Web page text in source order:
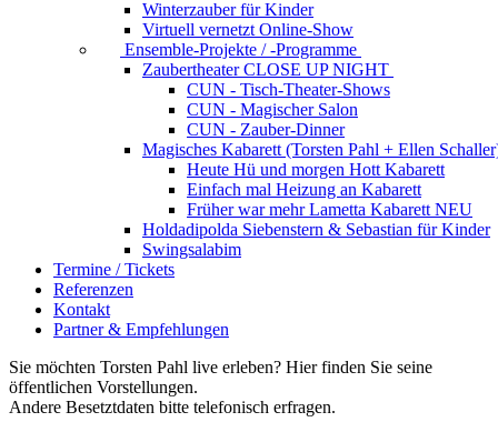
Winterzauber für Kinder
Virtuell vernetzt Online-Show
Ensemble-Projekte / -Programme
Zaubertheater CLOSE UP NIGHT
CUN - Tisch-Theater-Shows
CUN - Magischer Salon
CUN - Zauber-Dinner
Magisches Kabarett (Torsten Pahl + Ellen
Heute Hü und morgen Hott Kabarett
Einfach mal Heizung an Kabarett
Früher war mehr Lametta Kabarett NEU
Holdadipolda Siebenstern & Sebastian für Kinder
Swingsalabim
Termine / Tickets
Referenzen
Kontakt
Partner & Empfehlungen
Sie möchten Torsten Pahl live erleben? Hier finden Sie seine
öffentlichen Vorstellungen.
Andere Besetztdaten bitte telefonisch erfragen.